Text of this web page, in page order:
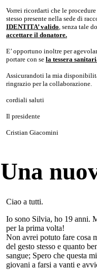
Vorrei ricordarti che le
stesso presente nella sede di
IDENTITA’ valido, senza tale
accettare il donatore.
E’ opportuno inoltre per
portare con se la tessera
Assicurandoti la mia
ringrazio per la collaborazione.
cordiali saluti
Il presidente
Cristian Giacomini
Una
Ciao a tutti.
Io sono Silvia, ho 19 anni.
per la prima volta!
Non avrei potuto fare cosa
del gesto stesso e quanto
sangue; Spero che questa
giovani a farsi a vanti e